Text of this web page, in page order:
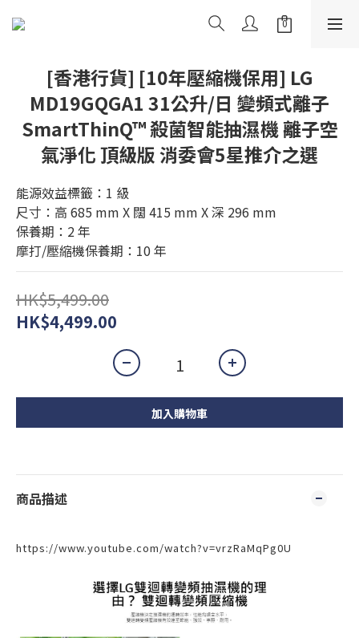
[香港行貨] [10年壓縮機保用] LG
MD19GQGA1 31公升/日 變頻式離子
SmartThinQ™ 殺菌智能抽濕機 離子空
氣淨化 頂級版 消委會5星推介之選
能源效益標籤：1 級
尺寸：高 685 mm X 闊 415 mm X 深 296 mm
保養期：2 年
摩打/壓縮機保養期：10 年
HK$5,499.00
HK$4,499.00
加入購物車
商品描述
https://www.youtube.com/watch?v=vrzRaMqPg0U